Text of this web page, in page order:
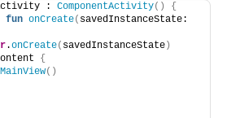
: ComponentActivity()
{
fun onCreate( savedInstanceState:
.onCreate( savedInstanceState )
{
MainView()